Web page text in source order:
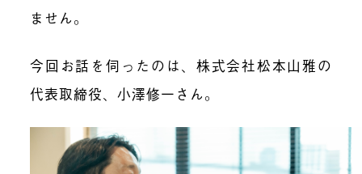
ません。
今回お話を伺ったのは、株式会社松本山雅の
代表取締役、小澤修一さん。